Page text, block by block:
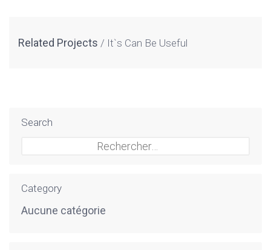
Related Projects It`s Can Be Useful
Search
Category
Aucune catégorie